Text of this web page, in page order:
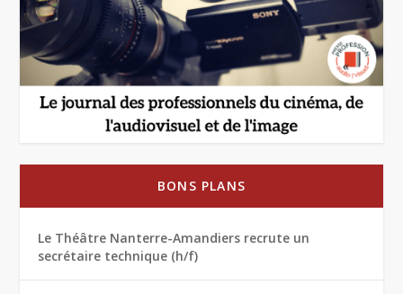
BONS PLANS
Le Théâtre Nanterre-Amandiers recrute un
secrétaire technique (h/f)